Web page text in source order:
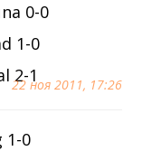
22 ноя 2011, 17:26
0-0
1-0
2-1
1-0